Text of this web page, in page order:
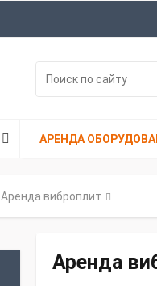
АРЕНДА
Аренда виброплит
Аренда